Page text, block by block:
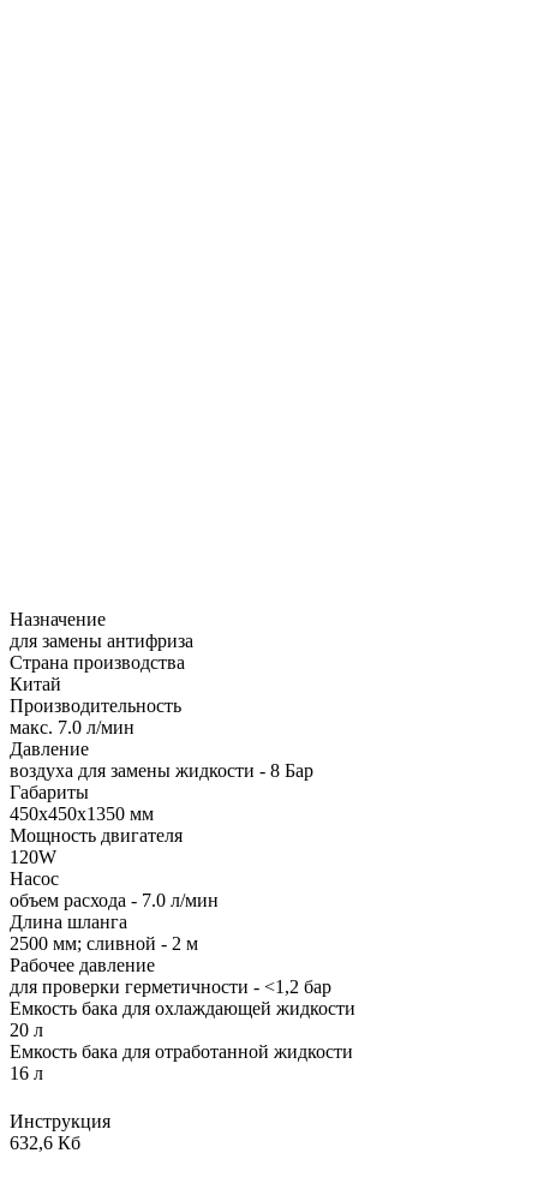
Назначение
для замены антифриза
Страна производства
Китай
Производительность
макс. 7.0 л/мин
Давление
воздуха для замены жидкости - 8 Бар
Габариты
450х450х1350 мм
Мощность двигателя
120W
Насос
объем расхода - 7.0 л/мин
Длина шланга
2500 мм; сливной - 2 м
Рабочее давление
для проверки герметичности - <1,2 бар
Емкость бака для охлаждающей жидкости
20 л
Емкость бака для отработанной жидкости
16 л
Инструкция
632,6 Кб